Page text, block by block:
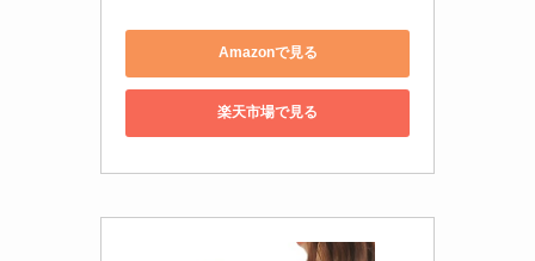
Amazonで見る
楽天市場で見る